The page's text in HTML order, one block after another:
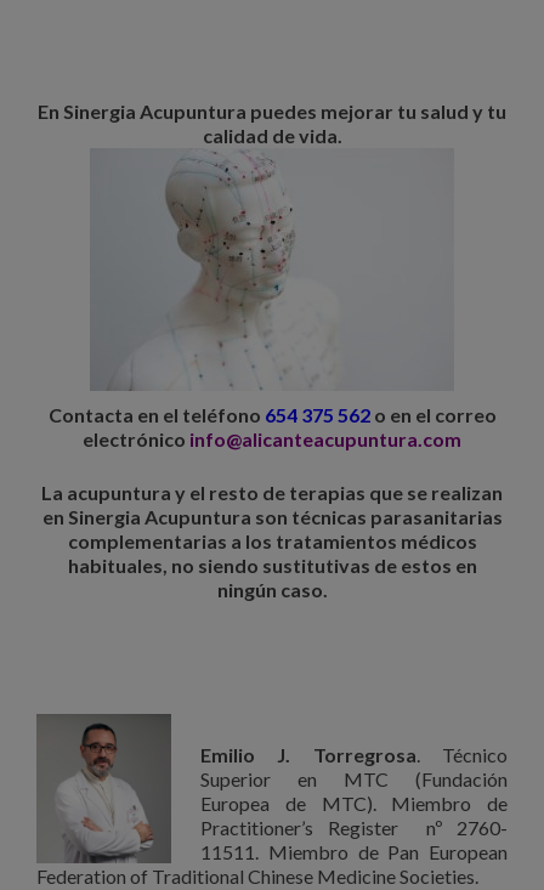
En Sinergia Acupuntura puedes mejorar tu salud y tu
calidad de vida.
Contacta en el teléfono 654 375 562o en el correo
electrónico info@alicanteacupuntura.com
La acupuntura y el resto de terapias que se realizan
en Sinergia Acupuntura son técnicas parasanitarias
complementarias a los tratamientos médicos
habituales, no siendo sustitutivas de estos en
ningún caso.
Emilio J. Torregrosa. Técnico
Superior en MTC (Fundación
Europea de MTC). Miembro de
Practitioner’s Register nº 2760-
11511. Miembro de Pan European
Federation of Traditional Chinese Medicine Societies.